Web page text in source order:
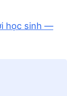
học sinh —